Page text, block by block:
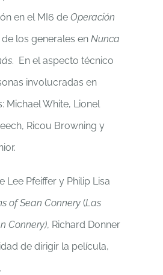
en el MI6 de Operación
los generales en Nunca
. En el aspecto técnico
involucradas en
Michael White, Lionel
Ricou Browning y
Lee Pfeiffer y Philip Lisa
of Sean Connery (Las
Connery), Richard Donner
de dirigir la película,